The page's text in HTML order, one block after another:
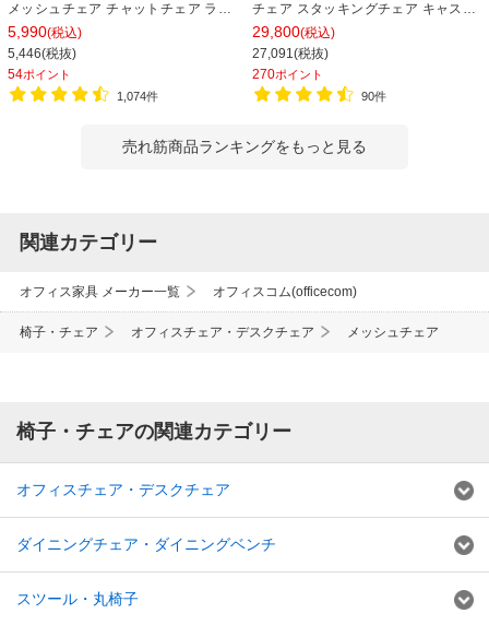
メッシュチェア チャットチェア ラン
バーサポート オフィスチェア デスク
チェア 会議椅子 幅580×奥行580×高
さ835-930mm
5,990(税込)
5,446(税抜)
54ポイント
1,074件
チェア スタッキングチェア キャスタ
ー付き 座面クッション 幅570×奥行
565×高さ805mm 会議室 収納 法人
大人数 重ねる 会議用椅子 会議用チェ
ア
29,800(税込)
27,091(税抜)
270ポイント
90件
売れ筋商品ランキングをもっと見る
関連カテゴリー
オフィス家具 メーカー一覧 オフィスコム(officecom)
椅子・チェア オフィスチェア・デスクチェア メッシュチェア
椅子・チェアの関連カテゴリー
オフィスチェア・デスクチェア
ダイニングチェア・ダイニングベンチ
スツール・丸椅子